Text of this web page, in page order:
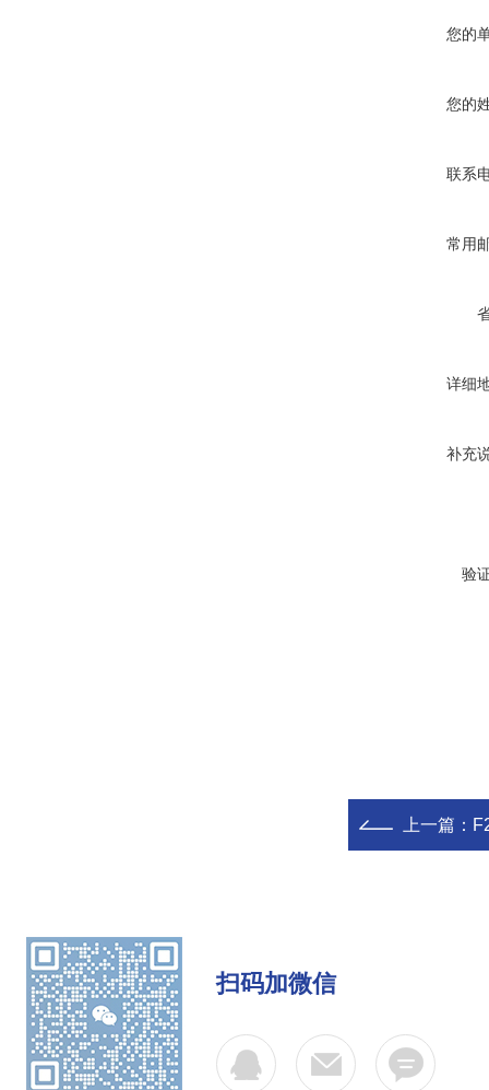
您的
您的
联系
常用
详细
补充
验
上一篇：
扫码加微信